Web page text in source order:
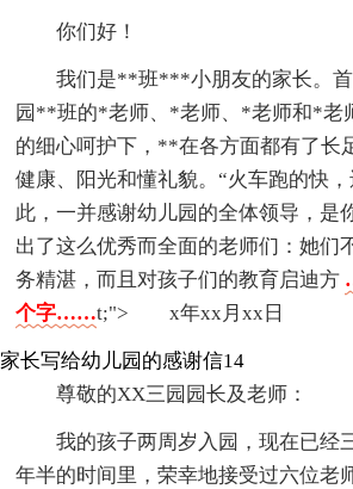
你们好！
我们是**班***小朋友的家长。
园**班的*老师、*老师、*老师和*老
的细心呵护下，**在各方面都有了长
健康、阳光和懂礼貌。“火车跑的快
此，一并感谢幼儿园的全体领导，是
出了这么优秀而全面的老师们：她们
务精湛，而且对孩子们的教育启迪方
个字……t;"> x年xx月xx日
家长写给幼儿园的感谢信14
尊敬的XX三园园长及老师：
我的孩子两周岁入园，现在已经
年半的时间里，荣幸地接受过六位老